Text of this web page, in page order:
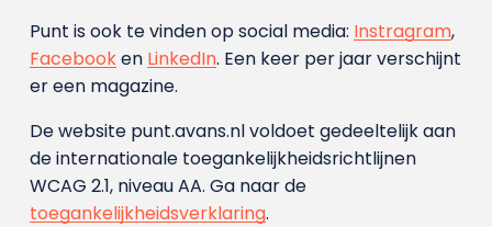
Punt is ook te vinden op social media: Instragram,
Facebooken LinkedIn. Een keer per jaar verschijnt
er een magazine.
De website punt.avans.nl voldoet gedeeltelijk aan
de internationale toegankelijkheidsrichtlijnen
WCAG 2.1, niveau AA. Ga naar de
toegankelijkheidsverklaring.